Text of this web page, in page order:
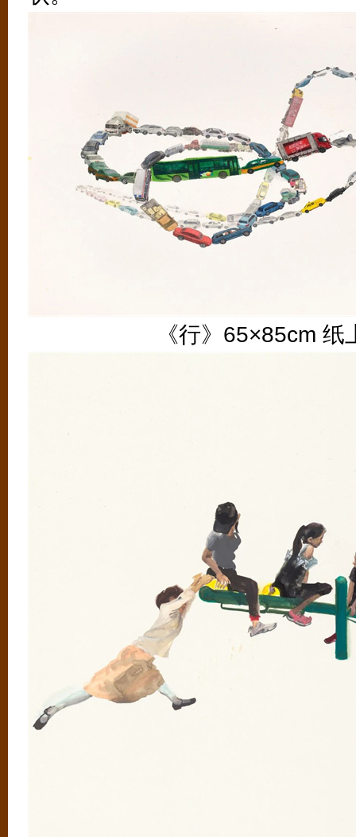
《行》65×85cm 纸